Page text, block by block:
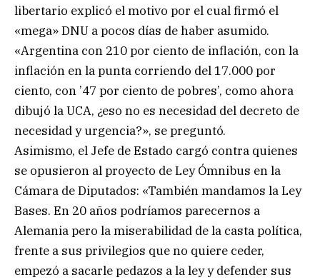
libertario explicó el motivo por el cual firmó el
«mega» DNU a pocos días de haber asumido.
«Argentina con 210 por ciento de inflación, con la
inflación en la punta corriendo del 17.000 por
ciento, con ’47 por ciento de pobres’, como ahora
dibujó la UCA, ¿eso no es necesidad del decreto de
necesidad y urgencia?», se preguntó.
Asimismo, el Jefe de Estado cargó contra quienes
se opusieron al proyecto de Ley Ómnibus en la
Cámara de Diputados: «También mandamos la Ley
Bases. En 20 años podríamos parecernos a
Alemania pero la miserabilidad de la casta política,
frente a sus privilegios que no quiere ceder,
empezó a sacarle pedazos a la ley y defender sus